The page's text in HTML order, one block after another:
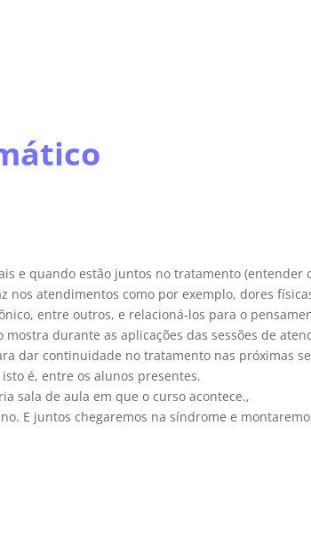
e quando estão juntos no tratamento (entender
nos atendimentos como por exemplo, dores
entre outros, e relacioná-los para o
durante as aplicações das sessões de
dar continuidade no tratamento nas próximas
é, entre os alunos presentes.
sala de aula em que o curso acontece.,
E juntos chegaremos na síndrome e